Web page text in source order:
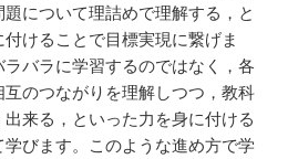
について理詰めで理解する，と
けることで目標実現に繋げま
バラに学習するのではなく，各
のつながりを理解しつつ，教科
来る，といった力を身に付ける
びます。このような進め方で学